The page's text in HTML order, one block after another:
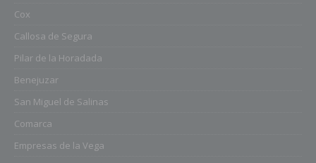
Cox
Callosa de Segura
Pilar de la Horadada
Benejuzar
San Miguel de Salinas
Comarca
Empresas de la Vega